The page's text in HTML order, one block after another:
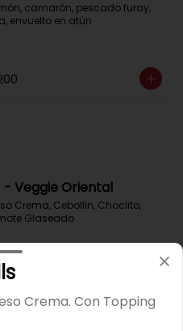
camarón, pescado furay,
envuelto en atún
- Veggie Oriental
Crema, Cebollin, Choclito,
Glaseado
Crema. Con Topping